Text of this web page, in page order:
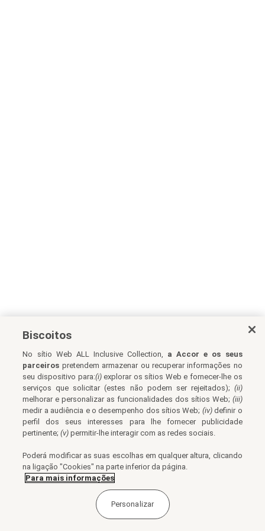
Biscoitos
No sítio Web ALL Inclusive Collection, a Accor e os seus
parceiros pretendem armazenar ou recuperar informações no
seu dispositivo para:(i)explorar os sítios Web e fornecer-lhe os
serviços que solicitar (estes não podem ser rejeitados); (ii)
melhorar e personalizar as funcionalidades dos sítios Web; (iii)
medir a audiência e o desempenho dos sítios Web; (iv)definir o
perfil dos seus interesses para lhe fornecer publicidade
pertinente;(v) permitir-lhe interagir com as redes sociais.
Poderá modificar as suas escolhas em qualquer altura, clicando
na ligação "Cookies" na parte inferior da página.
Para mais informações
Personalizar